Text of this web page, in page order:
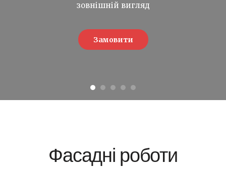
зовнішній вигляд
Замовити
Фасадні роботи